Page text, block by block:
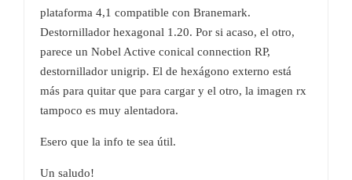
plataforma 4,1 compatible con Branemark.
Destornillador hexagonal 1.20. Por si acaso, el otro,
parece un Nobel Active conical connection RP,
destornillador unigrip. El de hexágono externo está
más para quitar que para cargar y el otro, la imagen rx
tampoco es muy alentadora.
Esero que la info te sea útil.
Un saludo!